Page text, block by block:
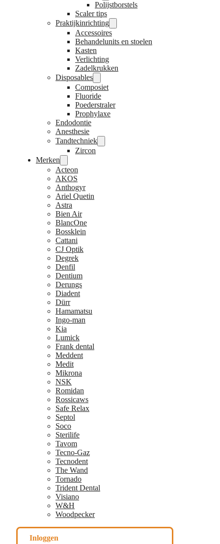
Polijstborstels
Scaler tips
Praktijkinrichting
Accessoires
Behandelunits en stoelen
Kasten
Verlichting
Zadelkrukken
Disposables
Composiet
Fluoride
Poederstraler
Prophylaxe
Endodontie
Anesthesie
Tandtechniek
Zircon
Merken
Acteon
AKOS
Anthogyr
Ariel Quetin
Astra
Bien Air
BlancOne
Bossklein
Cattani
CJ Optik
Degrek
Denfil
Dentium
Derungs
Diadent
Dürr
Hamamatsu
Ingo-man
Kia
Lumick
Frank dental
Meddent
Medit
Mikrona
NSK
Romidan
Rossicaws
Safe Relax
Septol
Soco
Sterilife
Tavom
Tecno-Gaz
Tecnodent
The Wand
Tornado
Trident Dental
Visiano
W&H
Woodpecker
Inloggen